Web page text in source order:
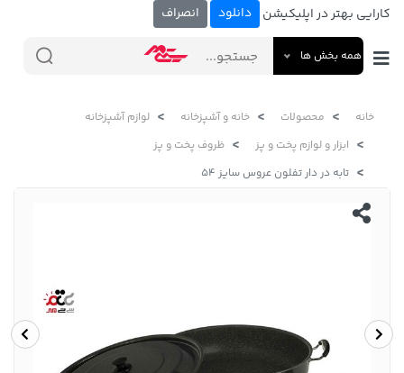
کارایی بهتر در اپلیکیشن دانلود انصراف
همه بخش ها
خانه محصولات خانه و آشپزخانه
لوازم آشپزخانه
ابزار و لوازم پخت و پز
ظروف پخت و پز
تابه در دار تفلون عروس سایز 54